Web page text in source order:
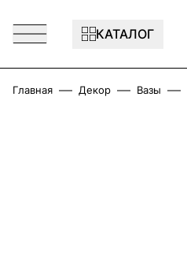
КАТАЛОГ
Главная Декор Вазы